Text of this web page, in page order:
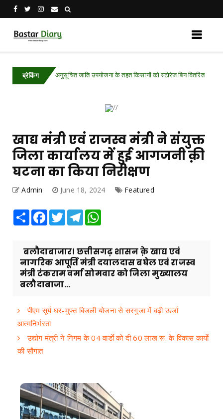
ब्रेकिंग
अनुसूचित जाति उपयोजना के तहत किसानों को स्टोरेज बिन वितरित
खाद्य मंत्री एवं राजस्व मंत्री ने संयुक्त
जिला कार्यालय में हुई आगजनी क़ी
घटना का किया निरीक्षण
Admin June 18, 2024 Featured
Share Facebook
TwitterTelegram
बलौदाबाजार। छत्तीसगढ़ शासन क़े खाद्य एवं
नागरिक आपूर्ति मंत्री दयालदास बघेल एवं राजस्व
मंत्री टंकराम वर्मा सोमवार को जिला मुख्यालय
बलौदाबाजा...
पीएम सूर्य घर-मुफ्त बिजली योजना से सरगुजा में बढ़ी ऊर्जा
आत्मनिर्भरता
उद्योग मंत्री ने निगम के 04 वार्डाे को दी 60 लाख रू. के विकास कार्याे
की सौगात